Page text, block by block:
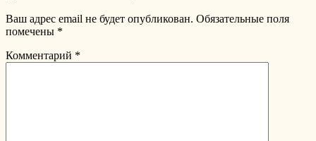
Ваш адрес email не будет опубликован. Обязательные поля
помечены *
Комментарий *